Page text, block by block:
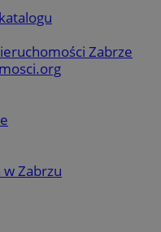
Zabrze
w Zabrzu